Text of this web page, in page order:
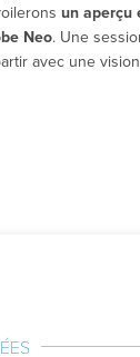
un aperçu
Neo. Une
avec une